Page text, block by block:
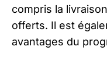
compris la
offerts. Il est
avantages du